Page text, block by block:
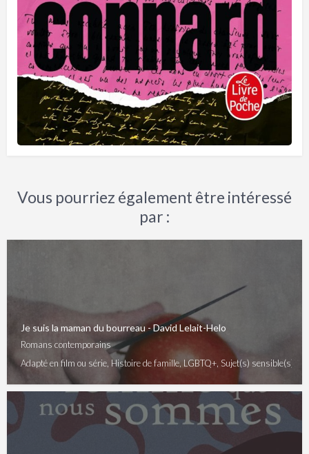
Vous pourriez également être intéressé
par :
Je suis la maman du bourreau - David Lelait-Helo
Romans contemporains
Adapté en film ou série, Histoire de famille, LGBTQ+, Sujet(s) sensible(s),